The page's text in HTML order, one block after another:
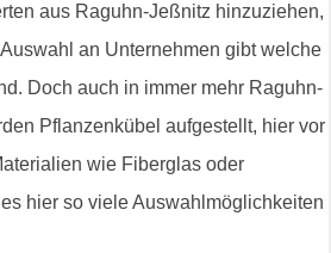
aus Raguhn-Jeßnitz hinzuziehen,
an Unternehmen gibt welche
Doch auch in immer mehr Raguhn-
Pflanzenkübel aufgestellt, hier vor
wie Fiberglas oder
hier so viele Auswahlmöglichkeiten